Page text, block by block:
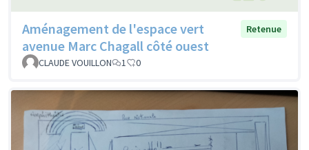
Aménagement de l'espace vert
avenue Marc Chagall côté ouest
Retenue
CLAUDE VOUILLON 1 0